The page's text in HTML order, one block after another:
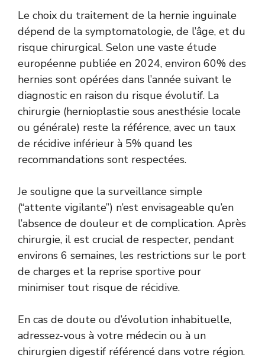
Le choix du traitement de la hernie inguinale
dépend de la symptomatologie, de l’âge, et du
risque chirurgical. Selon une vaste étude
européenne publiée en 2024, environ 60% des
hernies sont opérées dans l’année suivant le
diagnostic en raison du risque évolutif. La
chirurgie (hernioplastie sous anesthésie locale
ou générale) reste la référence, avec un taux
de récidive inférieur à 5% quand les
recommandations sont respectées.
Je souligne que la surveillance simple
(“attente vigilante”) n’est envisageable qu’en
l’absence de douleur et de complication. Après
chirurgie, il est crucial de respecter, pendant
environs 6 semaines, les restrictions sur le port
de charges et la reprise sportive pour
minimiser tout risque de récidive.
En cas de doute ou d’évolution inhabituelle,
adressez-vous à votre médecin ou à un
chirurgien digestif référencé dans votre région.